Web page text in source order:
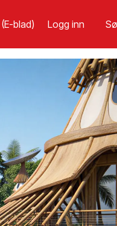
blad) Logg inn